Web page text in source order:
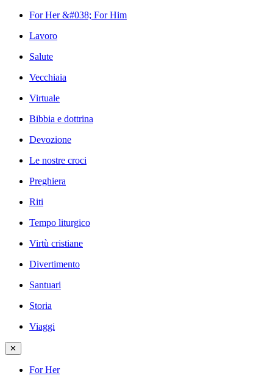
For Her &#038; For Him
Lavoro
Salute
Vecchiaia
Virtuale
Bibbia e dottrina
Devozione
Le nostre croci
Preghiera
Riti
Tempo liturgico
Virtù cristiane
Divertimento
Santuari
Storia
Viaggi
✕
For Her